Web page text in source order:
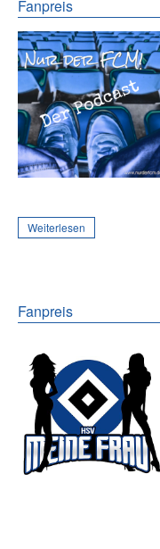
Fanpreis
Weiterlesen
Fanpreis